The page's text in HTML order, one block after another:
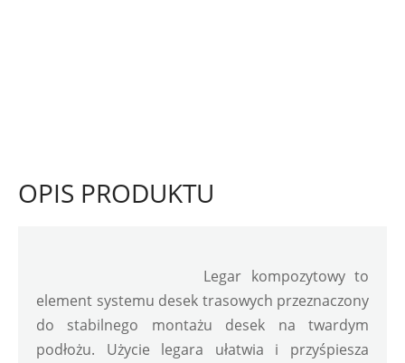
OPIS PRODUKTU
Legar kompozytowy to
element systemu desek trasowych przeznaczony
do stabilnego montażu desek na twardym
podłożu. Użycie legara ułatwia i przyśpiesza